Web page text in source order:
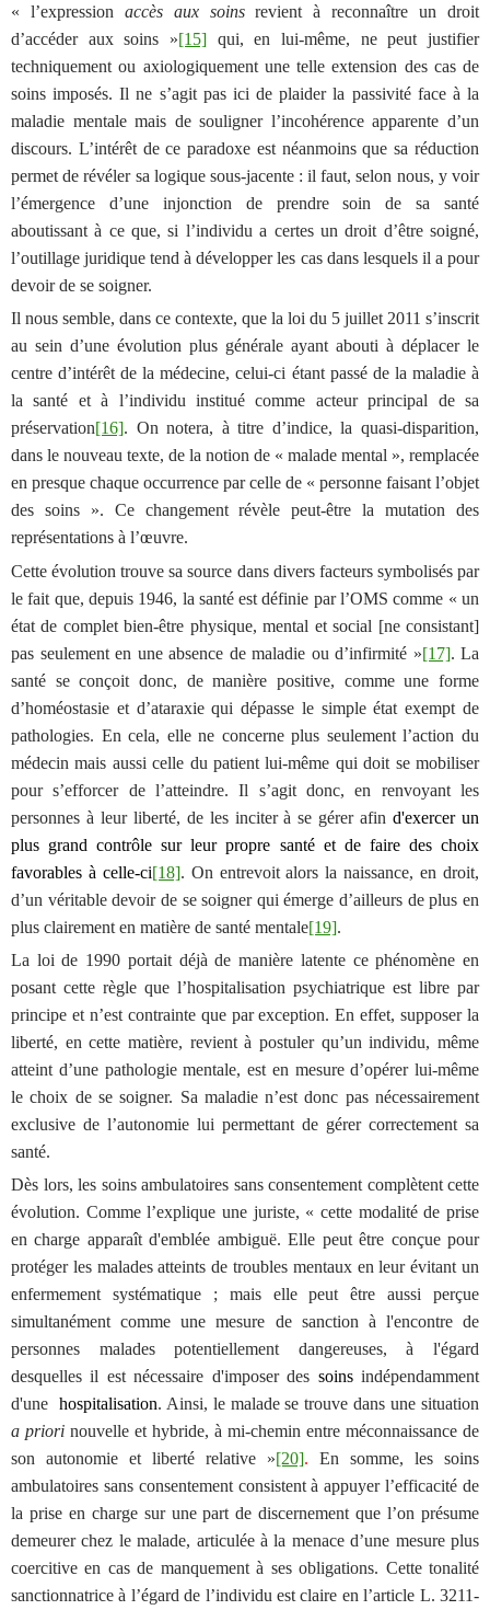
« l’expression accès aux soinsrevient à reconnaître un droit
d’accéder aux soins »[15] qui, en lui-même, ne peut justifier
techniquement ou axiologiquement une telle extension des cas de
soins imposés. Il ne s’agit pas ici de plaider la passivité face à la
maladie mentale mais de souligner l’incohérence apparente d’un
discours. L’intérêt de ce paradoxe est néanmoins que sa réduction
permet de révéler sa logique sous-jacente : il faut, selon nous, y voir
l’émergence d’une injonction de prendre soin de sa santé
aboutissant à ce que, si l’individu a certes un droit d’être soigné,
l’outillage juridique tend à développer les cas dans lesquels il a pour
devoir de se soigner.
Il nous semble, dans ce contexte, que la loi du 5 juillet 2011 s’inscrit
au sein d’une évolution plus générale ayant abouti à déplacer le
centre d’intérêt de la médecine, celui-ci étant passé de la maladie à
la santé et à l’individu institué comme acteur principal de sa
préservation[16]. On notera, à titre d’indice, la quasi-disparition,
dans le nouveau texte, de la notion de « malade mental », remplacée
en presque chaque occurrence par celle de « personne faisant l’objet
des soins ». Ce changement révèle peut-être la mutation des
représentations à l’œuvre.
Cette évolution trouve sa source dans divers facteurs symbolisés par
le fait que, depuis 1946, la santé est définie par l’OMS comme « un
état de complet bien-être physique, mental et social [ne consistant]
pas seulement en une absence de maladie ou d’infirmité »[17]. La
santé se conçoit donc, de manière positive, comme une forme
d’homéostasie et d’ataraxie qui dépasse le simple état exempt de
pathologies. En cela, elle ne concerne plus seulement l’action du
médecin mais aussi celle du patient lui-même qui doit se mobiliser
pour s’efforcer de l’atteindre. Il s’agit donc, en renvoyant les
personnes à leur liberté, de les inciter à se gérer afind'exercer un
plus grand contrôle sur leur propre santé et de faire des choix
favorables à celle-ci[18]. On entrevoit alors la naissance, en droit,
d’un véritable devoir de se soigner qui émerge d’ailleurs de plus en
plus clairement en matière de santé mentale[19].
La loi de 1990 portait déjà de manière latente ce phénomène en
posant cette règle que l’hospitalisation psychiatrique est libre par
principe et n’est contrainte que par exception. En effet, supposer la
liberté, en cette matière, revient à postuler qu’un individu, même
atteint d’une pathologie mentale, est en mesure d’opérer lui-même
le choix de se soigner. Sa maladie n’est donc pas nécessairement
exclusive de l’autonomie lui permettant de gérer correctement sa
santé.
Dès lors, les soins ambulatoires sans consentement complètent cette
évolution. Comme l’explique une juriste, « cette modalité de prise
en charge apparaît d'emblée ambiguë. Elle peut être conçue pour
protéger les malades atteints de troubles mentaux en leur évitant un
enfermement systématique ; mais elle peut être aussi perçue
simultanément comme une mesure de sanction à l'encontre de
personnes malades potentiellement dangereuses, à l'égard
desquelles il est nécessaire d'imposer des soinsindépendamment
d'une hospitalisation. Ainsi, le malade se trouve dans une situation
a priori nouvelle et hybride, à mi-chemin entre méconnaissance de
son autonomie et liberté relative »[20]. En somme, les soins
ambulatoires sans consentement consistent à appuyer l’efficacité de
la prise en charge sur une part de discernement que l’on présume
demeurer chez le malade, articulée à la menace d’une mesure plus
coercitive en cas de manquement à ses obligations. Cette tonalité
sanctionnatrice à l’égard de l’individu est claire enl’article L. 3211-